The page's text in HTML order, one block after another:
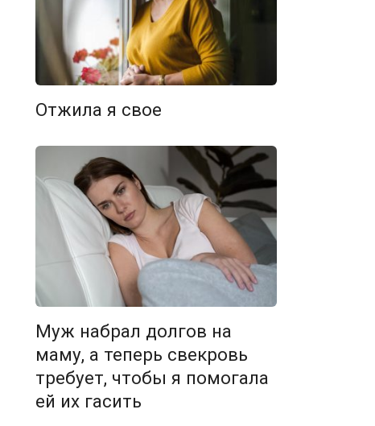
Отжила я свое
Муж набрал долгов на
маму, а теперь свекровь
требует, чтобы я помогала
ей их гасить